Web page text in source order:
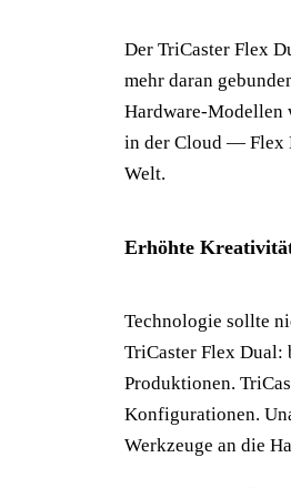
Der TriCaster Flex
mehr daran
Hardware-Modellen
in der Cloud — Flex
Welt.
Erhöhte
Technologie sollte
TriCaster Flex Dual:
Produktionen.
Konfigurationen.
Werkzeuge an die